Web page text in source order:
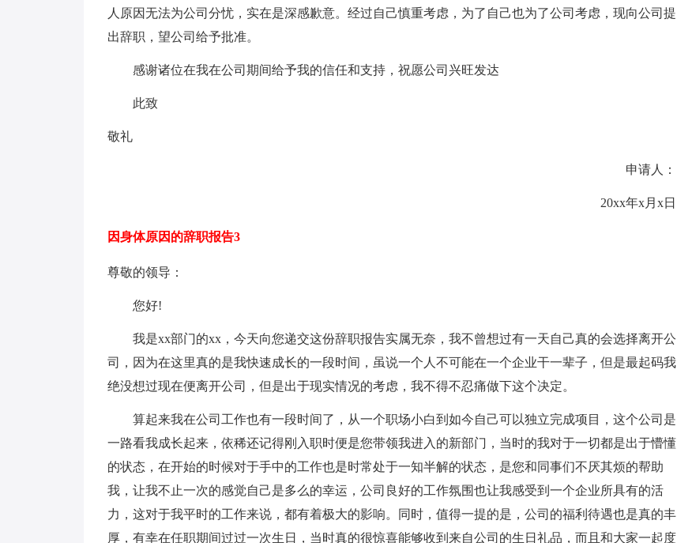
人原因无法为公司分忧，实在是深感歉意。经过自己慎重考虑，为了自己也为了公司考虑，现向公司提
出辞职，望公司给予批准。
感谢诸位在我在公司期间给予我的信任和支持，祝愿公司兴旺发达
此致
敬礼
申请人：
20xx年x月x日
因身体原因的辞职报告3
尊敬的领导：
您好!
我是xx部门的xx，今天向您递交这份辞职报告实属无奈，我不曾想过有一天自己真的会选择离开公
司，因为在这里真的是我快速成长的一段时间，虽说一个人不可能在一个企业干一辈子，但是最起码我
绝没想过现在便离开公司，但是出于现实情况的考虑，我不得不忍痛做下这个决定。
算起来我在公司工作也有一段时间了，从一个职场小白到如今自己可以独立完成项目，这个公司是
一路看我成长起来，依稀还记得刚入职时便是您带领我进入的新部门，当时的我对于一切都是出于懵懂
的状态，在开始的时候对于手中的工作也是时常处于一知半解的状态，是您和同事们不厌其烦的帮助
我，让我不止一次的感觉自己是多么的幸运，公司良好的工作氛围也让我感受到一个企业所具有的活
力，这对于我平时的工作来说，都有着极大的影响。同时，值得一提的是，公司的福利待遇也是真的丰
厚，有幸在任职期间过过一次生日，当时真的很惊喜能够收到来自公司的生日礼品，而且和大家一起度